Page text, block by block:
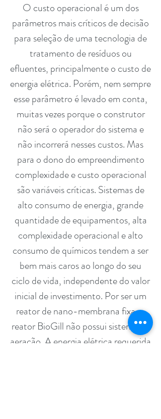
O custo operacional é um dos
parâmetros mais críticos de decisão
para seleção de uma tecnologia de
tratamento de resíduos ou
efluentes, principalmente o custo de
energia elétrica. Porém, nem sempre
esse parâmetro é levado em conta,
muitas vezes porque o construtor
não será o operador do sistema e
não incorrerá nesses custos. Mas
para o dono do empreendimento
complexidade e custo operacional
são variáveis críticas. Sistemas de
alto consumo de energia, grande
quantidade de equipamentos, alta
complexidade operacional e alto
consumo de químicos tendem a ser
bem mais caros ao longo do seu
ciclo de vida, independente do valor
inicial de investimento. Por ser um
reator de nano-membrana fixa, o
reator BioGill não possui sistema de
aeração. A energia elétrica requerida